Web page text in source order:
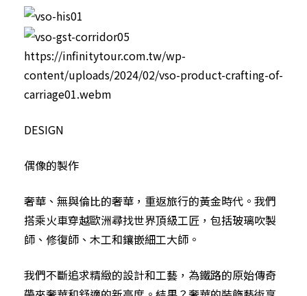
https://infinitytour.com.tw/wp-
content/uploads/2024/02/vso-product-crafting-of-
carriage01.webm
DESIGN
偶像的製作
奢華、無與倫比的奢華，重返旅行的黃金時代。我們
搭乘火車穿越歐洲尋找世界頂級工匠，包括玻璃吹製
師、修復師、木工和鑲嵌細工大師。
我們不斷追求精緻的設計和工藝，為鐵路的原始傳奇